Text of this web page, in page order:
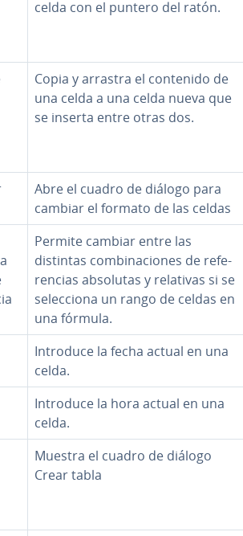
celda con el puntero del ratón.
Copia y arrastra el contenido de
una celda a una celda nueva que
se inserta entre otras dos.
Abre el cuadro de diálogo para
cambiar el formato de las celdas
Permite cambiar entre las
distintas co­m­bi­na­cio­nes de re­fe­
re­n­cias absolutas y relativas si se
se­le­c­cio­na un rango de celdas en
una fórmula.
Introduce la fecha actual en una
celda.
Introduce la hora actual en una
celda.
Muestra el cuadro de diálogo
Crear tabla